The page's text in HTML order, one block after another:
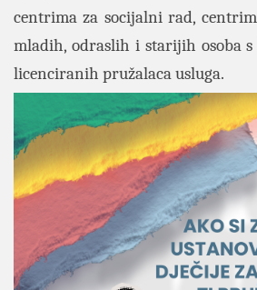
centrima za socijalni rad,
mladih, odraslih i starijih osoba
licenciranih pružalaca usluga.